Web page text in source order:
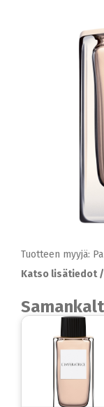
Tuotteen myyjä:
Katso lisätiedot